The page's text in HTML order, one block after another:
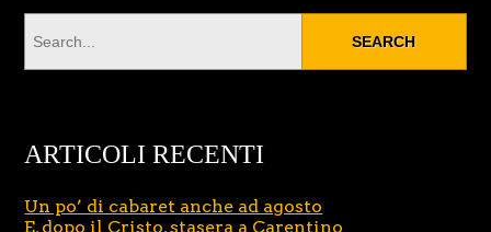
ARTICOLI RECENTI
Un po’ di cabaret anche ad agosto
E, dopo il Cristo, stasera a Carentino